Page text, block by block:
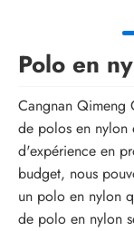
Polo en
Cangnan Qimeng
de polos en nylon
d'expérience en
budget, nous
un polo en nylon
de polo en nylon